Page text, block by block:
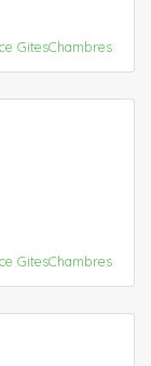
GitesChambres
GitesChambres